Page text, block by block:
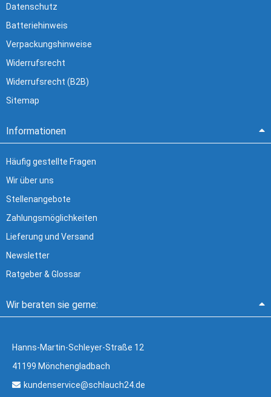
Datenschutz
Batteriehinweis
Verpackungshinweise
Widerrufsrecht
Widerrufsrecht (B2B)
Sitemap
Informationen
Häufig gestellte Fragen
Wir über uns
Stellenangebote
Zahlungsmöglichkeiten
Lieferung und Versand
Newsletter
Ratgeber & Glossar
Wir beraten sie gerne:
Hanns-Martin-Schleyer-Straße 12
41199 Mönchengladbach
kundenservice@schlauch24.de